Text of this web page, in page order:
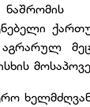
ნაშრომის